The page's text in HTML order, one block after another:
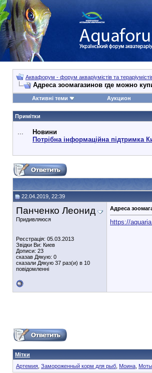
Аквафорум - форум акваріумістів та
Адреса зоомагазинов где можно
Активні теми Аукцион
Примітки
...
Новини
Потрібна інформаційна підтримка
22.04.2019, 22:39
Панченко Леонид
Придивляюся
Реєстрація: 05.03.2013
Звідки Ви: Киев
Дописи: 23
сказав Дякую: 0
сказали Дякую 37 раз(и) в 10
повідомленні
Адреса
https://
Мітки
Артемия Замороженный корм для рыб Моина